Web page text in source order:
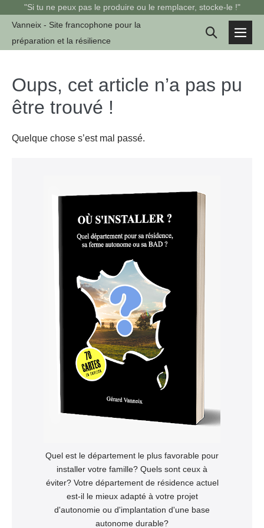
Sauter
contenu
"Si tu ne peux pas le produire ou le remplacer, stocke-le !"
Vanneix - Site francophone pour la
préparation et la résilience
Basculer
la
Oups, cet article n’a pas pu
être trouvé !
Quelque chose s’est mal passé.
Quel est le département le plus favorable pour
installer votre famille? Quels sont ceux à
éviter? Votre département de résidence actuel
est-il le mieux adapté à votre projet
d'autonomie ou d'implantation d'une base
autonome durable?